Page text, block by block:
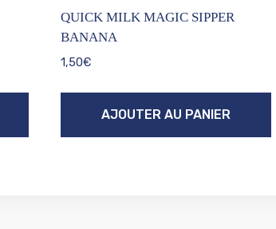
QUICK MILK MAGIC SIPPER
BANANA
1,50€
AJOUTER AU PANIER